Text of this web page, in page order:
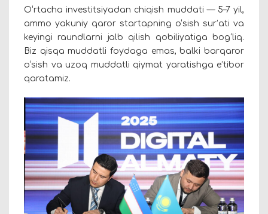
O‘rtacha investitsiyadan chiqish muddati — 5–7 yil,
ammo yakuniy qaror startapning o‘sish sur’ati va
keyingi raundlarni jalb qilish qobiliyatiga bog‘liq.
Biz qisqa muddatli foydaga emas, balki barqaror
o‘sish va uzoq muddatli qiymat yaratishga e’tibor
qaratamiz.